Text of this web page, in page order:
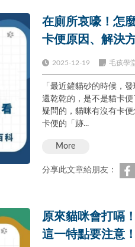
在廁所哀嚎！怎
卡便原因、解決
2025-12-19 毛孩學
「最近鏟貓砂的時候，
還乾乾的，是不是貓卡
疑問的，貓咪有沒有卡
卡便的「跡...
More
分享此文章給朋友：
原來貓咪會打嗝
這一特點要注意！